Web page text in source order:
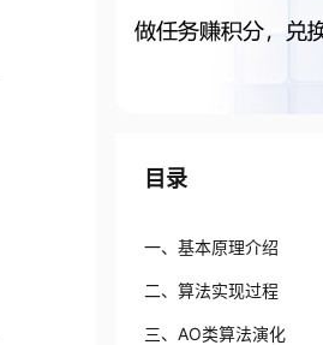
目录
一、基本原理介绍
二、算法实现过程
三、AO类算法演化